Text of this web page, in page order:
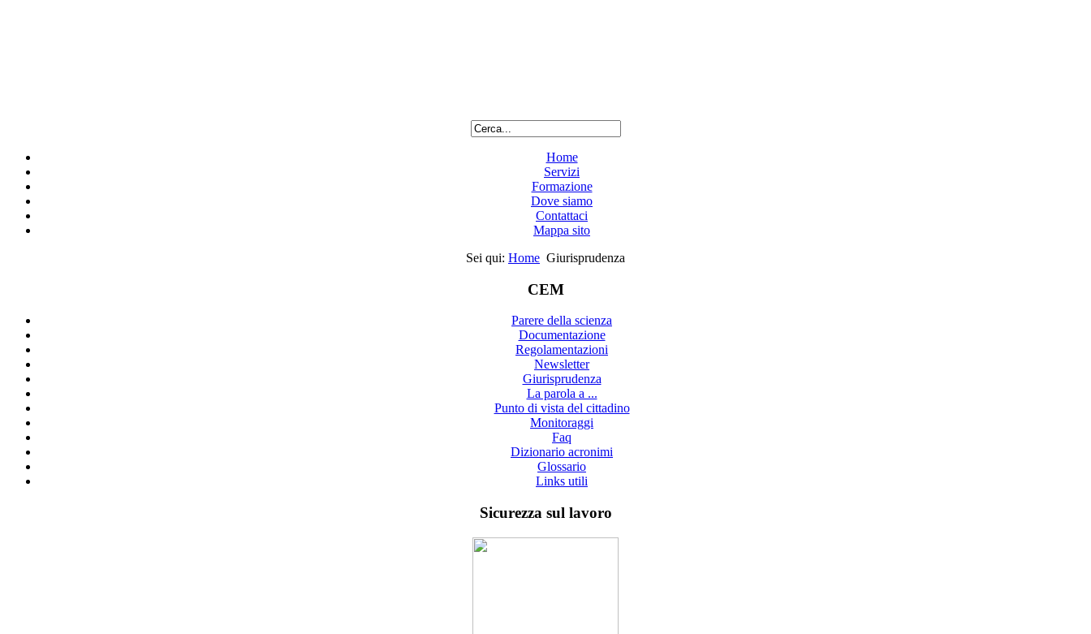
Home
Servizi
Formazione
Dove siamo
Contattaci
Mappa sito
Sei qui: Home Giurisprudenza
CEM
Parere della scienza
Documentazione
Regolamentazioni
Newsletter
Giurisprudenza
La parola a ...
Punto di vista del cittadino
Monitoraggi
Faq
Dizionario acronimi
Glossario
Links utili
Sicurezza sul lavoro